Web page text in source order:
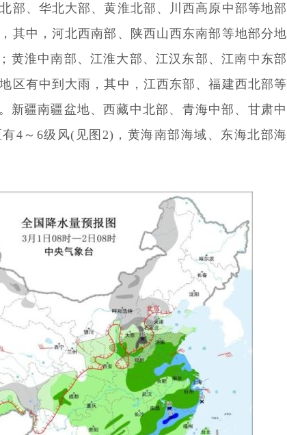
部、华北大部、黄淮北部、川西高原中部等地部
其中，河北西南部、陕西山西东南部等地部分地
黄淮中南部、江淮大部、江汉东部、江南中东部
区有中到大雨，其中，江西东部、福建西北部等
新疆南疆盆地、西藏中北部、青海中部、甘肃中
4～6级风(见图2)，黄海南部海域、东海北部海